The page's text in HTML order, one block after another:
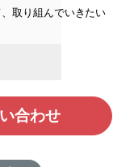
取り組んでいきたい
合わせ